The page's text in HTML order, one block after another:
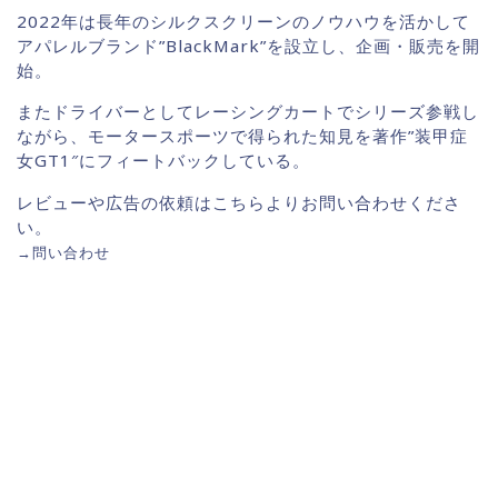
2022年は長年のシルクスクリーンのノウハウを活かして
アパレルブランド”BlackMark”を設立し、企画・販売を開
始。
またドライバーとしてレーシングカートでシリーズ参戦し
ながら、モータースポーツで得られた知見を著作”装甲症
女GT1″にフィートバックしている。
レビューや広告の依頼はこちらよりお問い合わせくださ
い。
→問い合わせ